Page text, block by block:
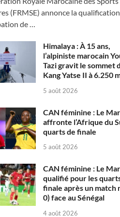
(FRMSE) annonce la
de …
Himalaya : À 15 ans,
l’alpiniste marocain
Tazi gravit le sommet
Kang Yatse II à 6.250
5 août 2026
CAN féminine : Le
affronte l’Afrique du
quarts de finale
5 août 2026
CAN féminine : Le
qualifié pour les
finale après un match
0) face au Sénégal
4 août 2026